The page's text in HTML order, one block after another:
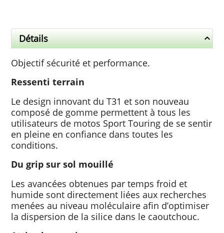
Détails
Objectif sécurité et performance.
Ressenti terrain
Le design innovant du T31 et son nouveau
composé de gomme permettent à tous les
utilisateurs de motos Sport Touring de se sentir
en pleine en confiance dans toutes les
conditions.
Du grip sur sol mouillé
Les avancées obtenues par temps froid et
humide sont directement liées aux recherches
menées au niveau moléculaire afin d’optimiser
la dispersion de la silice dans le caoutchouc.